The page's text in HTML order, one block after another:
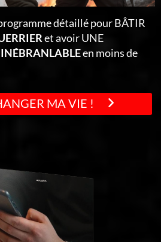
détaillé pour BÂTIR
et avoir UNE
en moins de
MA VIE !